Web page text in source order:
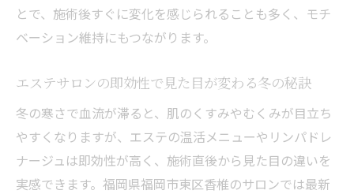
とで、施術後すぐに変化を感じられることも多く、モチ
ベーション維持にもつながります。
エステサロンの即効性で見た目が変わる冬の秘訣
冬の寒さで血流が滞ると、肌のくすみやむくみが目立ち
やすくなりますが、エステの温活メニューやリンパドレ
ナージュは即効性が高く、施術直後から見た目の違いを
実感できます。福岡県福岡市東区香椎のサロンでは最新